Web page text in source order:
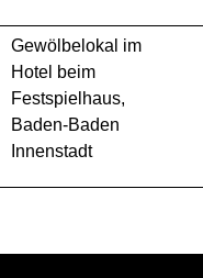
Gewölbelokal im
Hotel beim
Festspielhaus,
Baden-Baden
Innenstadt